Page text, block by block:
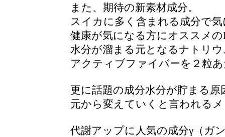
また、期待の新素材成分。
スイカに多く含まれる成分で
健康が気になる方にオススメ
水分が溜まる元となるナトリ
アクティブファイバーを２粒
更に話題の成分水分が貯まる原
元から変えていくと言われる
代謝アップに人気の成分γ（ガ